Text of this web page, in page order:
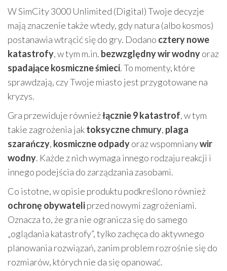
W SimCity 3000 Unlimited (Digital) Twoje decyzje
mają znaczenie także wtedy, gdy natura (albo kosmos)
postanawia wtrącić się do gry. Dodano cztery nowe
katastrofy, w tym m.in. bezwzględny wir wodnyoraz
spadające kosmiczne śmieci. To momenty, które
sprawdzają, czy Twoje miasto jest przygotowane na
kryzys.
Gra przewiduje równieżłącznie 9 katastrof, w tym
takie zagrożenia jaktoksyczne chmury, plaga
szarańczy, kosmiczne odpadyoraz wspomnianywir
wodny. Każde z nich wymaga innego rodzaju reakcji i
innego podejścia do zarządzania zasobami.
Co istotne, w opisie produktu podkreślono również
ochronę obywateliprzed nowymi zagrożeniami.
Oznacza to, że gra nie ogranicza się do samego
„oglądania katastrofy”, tylko zachęca do aktywnego
planowania rozwiązań, zanim problem rozrośnie się do
rozmiarów, których nie da się opanować.